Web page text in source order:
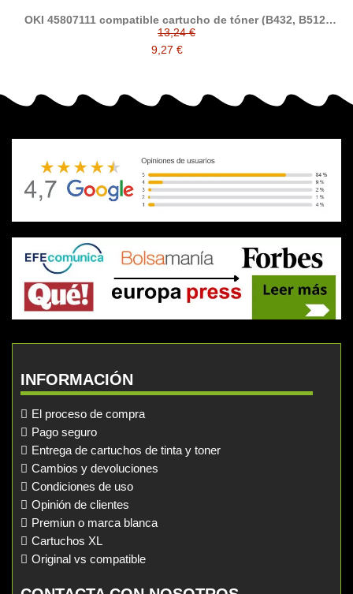
OKI 45807111 compatible cartucho de tóner (B432, B512,
MB492, MB562)
13,24 €
9,27 €
INFORMACIÓN
El proceso de compra
Pago seguro
Entrega de cartuchos de tinta y toner
Cambios y devoluciones
Condiciones de uso
Opinión de clientes
Premiun o marca blanca
Cartuchos XL
Original vs compatible